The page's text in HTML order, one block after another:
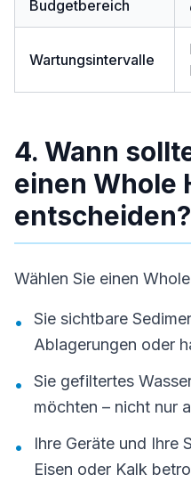
Budgetbereich
Wartungsintervalle
4. Wann
einen Whole
entscheiden?
Wählen Sie einen
•
Sie sichtbare
Ablagerungen oder
•
Sie gefiltertes
möchten – nicht nur
•
Ihre Geräte und Ihre
Eisen oder Kalk